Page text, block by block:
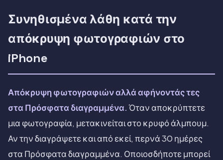
Συνηθισμένα λάθη κατά την
απόκρυψη φωτογραφιών στο
iPhone
Απόκρυψη φωτογραφιών αλλά αφήνοντάς τες
στα Πρόσφατα διαγραμμένα. Όταν αποκρύπτετε
μια φωτογραφία, μετακινείται στο κρυφό άλμπουμ.
Αν την διαγράψετε και από εκεί, περνά 30 ημέρες
στα Πρόσφατα διαγραμμένα. Οποιοσδήποτε μπορεί